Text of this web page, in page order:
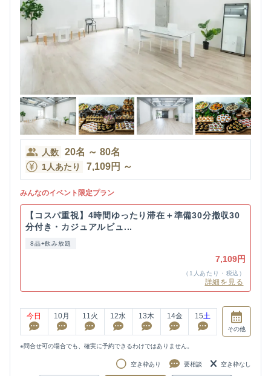
人数 20名 ～ 80名
1人あたり 7,109円 ～
みんなのイベント限定プラン
【コスパ重視】4時間ゆったり滞在＋準備30分撤収30
分付き・カジュアルビュ...
8品+飲み放題
7,109円
（1人あたり・税込）
詳細を見る
今日 10月 11 火 12水 13木 14金 15土
その他
※問合せ可の場合でも、確実に予約できるわけではありません。
空き枠あり 要相談 空き枠なし